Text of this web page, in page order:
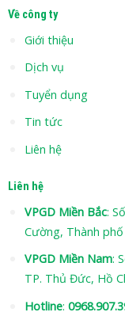
Về công ty
Giới thiệu
Dịch vụ
Tuyển dụng
Tin tức
Liên hệ
Liên hệ
VPGD Miền Bắc:
Cường, Thành
VPGD Miền Nam:
TP. Thủ Đức, Hồ
Hotline: